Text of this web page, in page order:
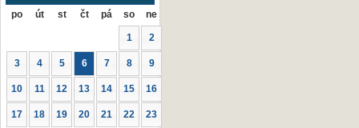
po út st čt pá so ne
1 2
3 4 5 6 7 8 9
10 11 12 13 14 15 16
17 18 19 20 21 22 23